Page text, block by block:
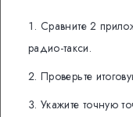
Сравните 2
радио-такси.
Проверьте
Укажите точную